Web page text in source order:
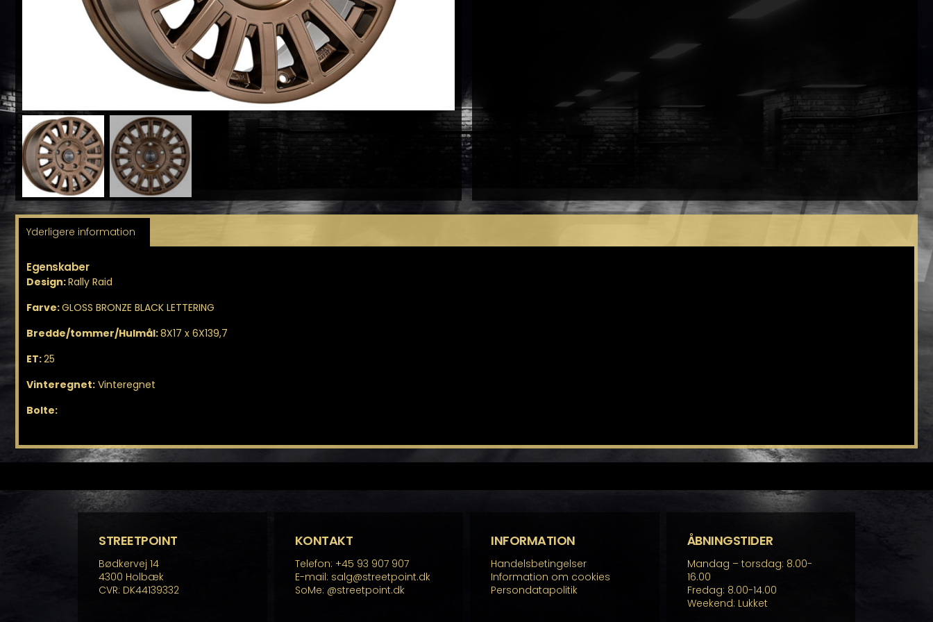
Yderligere information
Egenskaber
Design:Rally Raid
Farve:GLOSS BRONZE BLACK LETTERING
Bredde/tommer/Hulmål:8X17 x 6X139,7
ET:25
Vinteregnet: Vinteregnet
Bolte:
STREETPOINT
Bødkervej 14
4300 Holbæk
CVR: DK44139332
KONTAKT
Telefon: +45 93 907 907
E-mail: salg@streetpoint.dk
SoMe: @streetpoint.dk
INFORMATION
Handelsbetingelser
Information om cookies
Persondatapolitik
ÅBNINGSTIDER
Mandag – torsdag: 8.00-
16.00
Fredag: 8.00-14.00
Weekend: Lukket